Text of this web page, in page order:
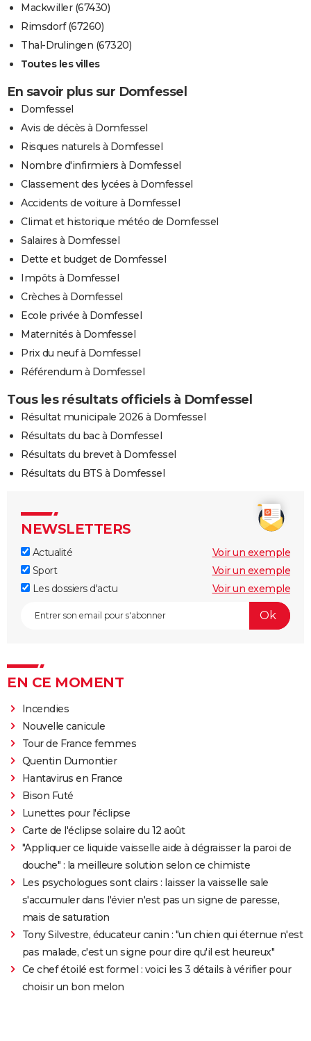
Mackwiller (67430)
Rimsdorf (67260)
Thal-Drulingen (67320)
Toutes les villes
En savoir plus sur Domfessel
Domfessel
Avis de décès à Domfessel
Risques naturels à Domfessel
Nombre d'infirmiers à Domfessel
Classement des lycées à Domfessel
Accidents de voiture à Domfessel
Climat et historique météo de Domfessel
Salaires à Domfessel
Dette et budget de Domfessel
Impôts à Domfessel
Crèches à Domfessel
Ecole privée à Domfessel
Maternités à Domfessel
Prix du neuf à Domfessel
Référendum à Domfessel
Tous les résultats officiels à Domfessel
Résultat municipale 2026 à Domfessel
Résultats du bac à Domfessel
Résultats du brevet à Domfessel
Résultats du BTS à Domfessel
NEWSLETTERS
Actualité
Voir un exemple
Sport
Voir un exemple
Les dossiers d'actu
Voir un exemple
EN CE MOMENT
Incendies
Nouvelle canicule
Tour de France femmes
Quentin Dumontier
Hantavirus en France
Bison Futé
Lunettes pour l'éclipse
Carte de l'éclipse solaire du 12 août
"Appliquer ce liquide vaisselle aide à dégraisser la paroi de
douche" : la meilleure solution selon ce chimiste
Les psychologues sont clairs : laisser la vaisselle sale
s'accumuler dans l'évier n'est pas un signe de paresse,
mais de saturation
Tony Silvestre, éducateur canin : "un chien qui éternue n'est
pas malade, c'est un signe pour dire qu'il est heureux"
Ce chef étoilé est formel : voici les 3 détails à vérifier pour
choisir un bon melon